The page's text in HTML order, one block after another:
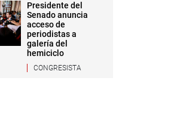
Presidente del
Senado anuncia
acceso de
periodistas a
galería del
hemiciclo
CONGRESISTA